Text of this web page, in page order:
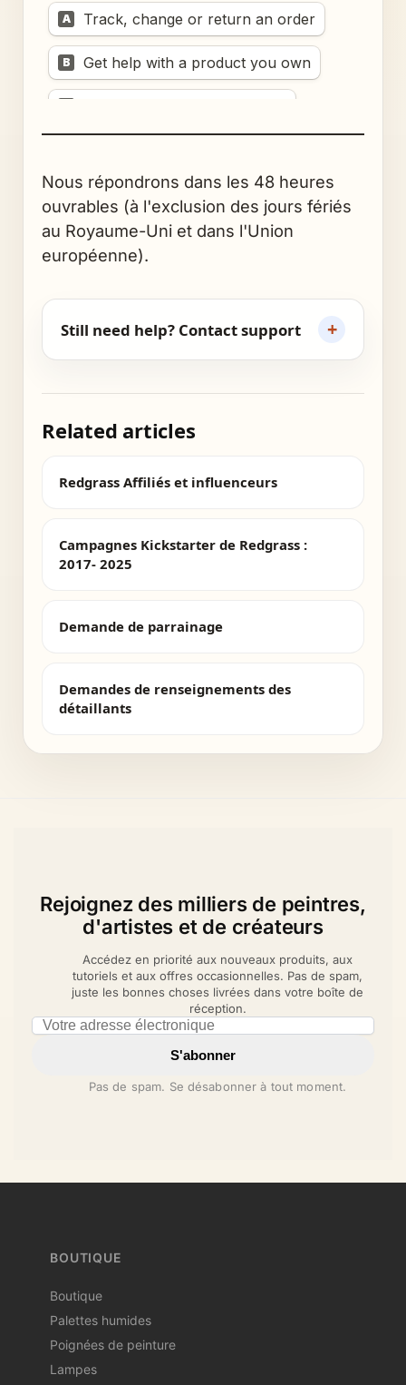
Nous répondrons dans les 48 heures
ouvrables (à l'exclusion des jours fériés
au Royaume-Uni et dans l'Union
européenne).
Still need help? Contact support +
Related articles
Redgrass Affiliés et influenceurs
Campagnes Kickstarter de Redgrass :
2017- 2025
Demande de parrainage
Demandes de renseignements des
détaillants
Rejoignez des milliers de peintres,
d'artistes et de créateurs
Accédez en priorité aux nouveaux produits, aux
tutoriels et aux offres occasionnelles. Pas de spam,
juste les bonnes choses livrées dans votre boîte de
réception.
Email address
S'abonner
Pas de spam. Se désabonner à tout moment.
BOUTIQUE
Boutique
Palettes humides
Poignées de peinture
Lampes